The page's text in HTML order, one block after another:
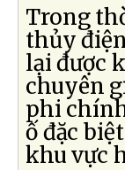
Trong
thủy
lại được
chuyên
phi
ố đặc
khu vực